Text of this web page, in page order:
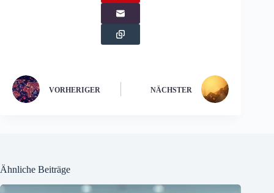
VORHERIGER NÄCHSTER
Ähnliche Beiträge